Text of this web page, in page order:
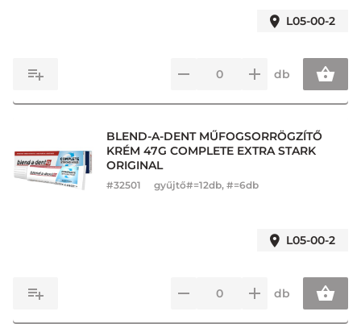
L05-00-2
db
BLEND-A-DENT MŰFOGSORRÖGZÍTŐ
KRÉM 47G COMPLETE EXTRA STARK
ORIGINAL
#32501 gyűjtő#=12db, #=6db
L05-00-2
db